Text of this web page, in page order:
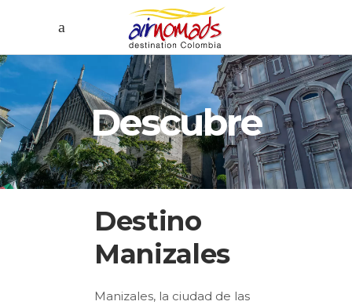
Descubre
Destino
Manizales
Manizales, la ciudad de las